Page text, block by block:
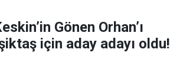
Gönen Orhan’ı
için aday adayı oldu!